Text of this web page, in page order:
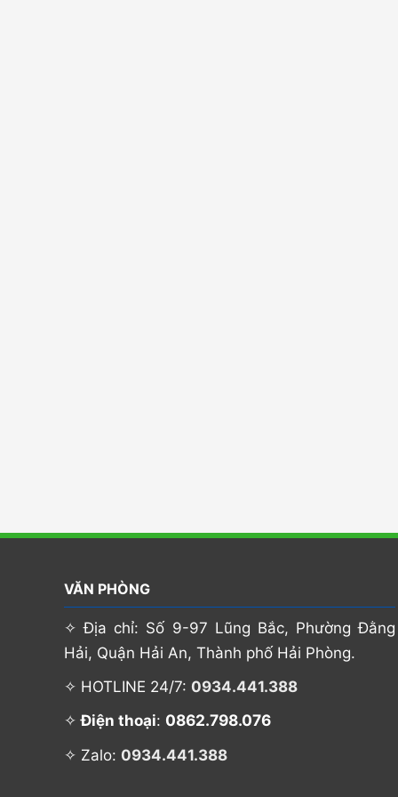
VĂN PHÒNG
✧ Địa chỉ: Số 9-97 Lũng Bắc, Phường Đằng
Hải, Quận Hải An, Thành phố Hải Phòng.
✧ HOTLINE 24/7: 0934.441.388
✧Điện thoại: 0862.798.076
✧ Zalo: 0934.441.388